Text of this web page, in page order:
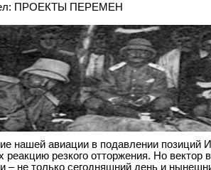
ПРОЕКТЫ ПЕРЕМЕН
нашей авиации в подавлении позиций
реакцию резкого отторжения. Но вектор
– не только сегодняшний день и